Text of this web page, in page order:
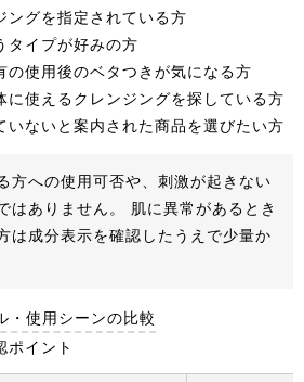
ングを指定されている方
タイプが好みの方
の使用後のベタつきが気になる方
に使えるクレンジングを探している方
いないと案内された商品を選びたい方
方への使用可否や、刺激が起きない
はありません。 肌に異常があるとき
は成分表示を確認したうえで少量か
・使用シーンの比較
ポイント